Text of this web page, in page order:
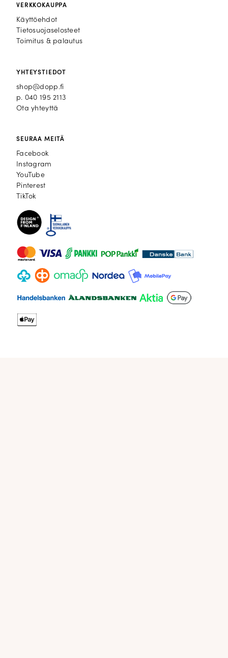
VERKKOKAUPPA
Käyttöehdot
Tietosuojaselosteet
Toimitus & palautus
YHTEYSTIEDOT
shop@dopp.fi
p. 040 195 2113
Ota yhteyttä
SEURAA MEITÄ
Facebook
Facebook
Instagram
Instagram
YouTube
YouTube
Pinterest
Pinterest
TikTok
TikTok